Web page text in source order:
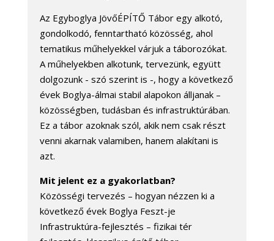
Az Egyboglya JövőÉPÍTŐ Tábor egy alkotó,
gondolkodó, fenntartható közösség, ahol
tematikus műhelyekkel várjuk a táborozókat.
A műhelyekben alkotunk, tervezünk, együtt
dolgozunk - szó szerint is -, hogy a következő
évek Boglya-álmai stabil alapokon álljanak –
közösségben, tudásban és infrastruktúrában.
Ez a tábor azoknak szól, akik nem csak részt
venni akarnak valamiben, hanem alakítani is
azt.
Mit jelent ez a gyakorlatban?
Közösségi tervezés – hogyan nézzen ki a
következő évek Boglya Feszt-je
Infrastruktúra-fejlesztés – fizikai tér